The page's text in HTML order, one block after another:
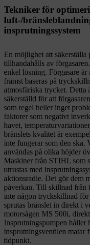
Tekniker för
luft-/
insprutningssystem
En möjlighet att
tillhandahålls av
enkel lösning. Förgasare
främst baseras på
atmosfäriska trycket. Detta
säkerställd för att
som regel heller inget
faktorer som negativt
havet,
bränslets kvalitet är
inte fungerar som den ska.
användas på olika höjder
Maskiner från STIHL som
utrustas med
aktionsradie. Det gör dem
påverkan. Till skillnad från
inte någon tryckskillnad
sprutas bränslet in direkt i
motorsågen MS 500i,
Insprutningspumpen håller
insprutningsventilen matar
tidpunkt.